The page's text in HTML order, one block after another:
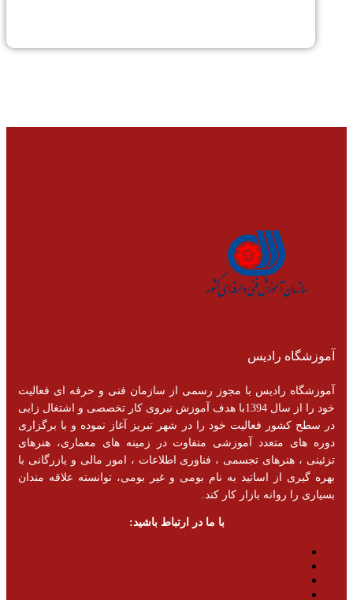
آموزشگاه رادیس
آموزشگاه رادیس با مجوز رسمی از سازمان فنی و حرفه ای فعالیت
خود را از سال 1394با هدف آموزش نیروی کار تخصصی و اشتغال زایی
در سطح کشور فعالیت خود را در شهر تبریز آغاز نموده و با برگزاری
دوره های متعدد آموزشی متفاوت در زمینه های معماری، هنرهای
تزئینی ، هنرهای تجسمی ، فناوری اطلاعات ، امور مالی و یازرگانی با
بهره گیری از اساتید به نام بومی و غیر بومی، توانسته علاقه مندان
بسیاری را روانه بازار کار کند.
با ما در ارتباط باشید: